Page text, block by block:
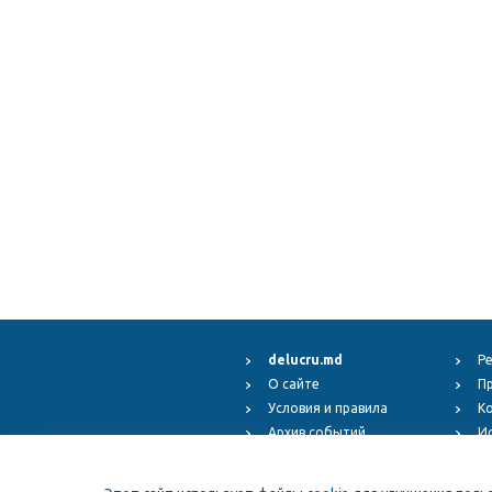
delucru.md
О сайте
Условия и правила
Архив событий